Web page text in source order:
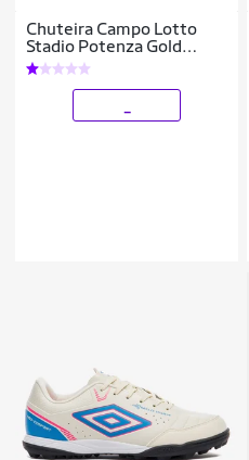
Chuteira Campo Lotto
Stadio Potenza Gold
B500 Masculina